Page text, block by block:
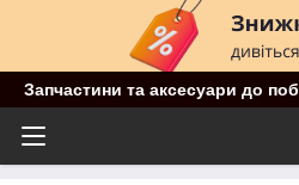
Запчастини та аксесуари до